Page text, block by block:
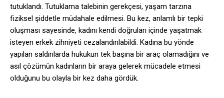
tutuklandı. Tutuklama talebinin gerekçesi, yaşam tarzına
fiziksel şiddetle müdahale edilmesi. Bu kez, anlamlı bir tepki
oluşması sayesinde, kadını kendi doğruları içinde yaşatmak
isteyen erkek zihniyeti cezalandırılabildi. Kadına bu yönde
yapılan saldırılarda hukukun tek başına bir araç olamadığını ve
asıl çözümün kadınların bir araya gelerek mücadele etmesi
olduğunu bu olayla bir kez daha gördük.